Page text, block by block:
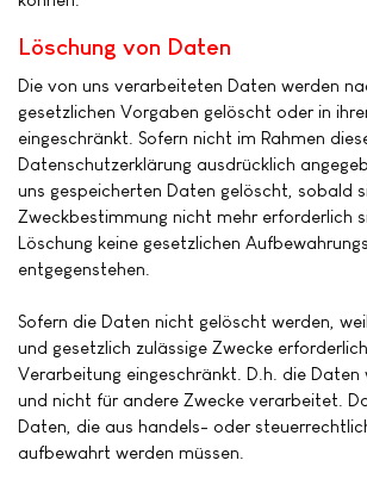
Löschung von Daten
Die von uns verarbeiteten Daten werden
gesetzlichen Vorgaben gelöscht oder in
eingeschränkt. Sofern nicht im Rahmen
Datenschutzerklärung ausdrücklich
uns gespeicherten Daten gelöscht, sobald
Zweckbestimmung nicht mehr erforderlich
Löschung keine gesetzlichen
entgegenstehen.
Sofern die Daten nicht gelöscht werden,
und gesetzlich zulässige Zwecke
Verarbeitung eingeschränkt. D.h. die Daten
und nicht für andere Zwecke verarbeitet.
Daten, die aus handels- oder
aufbewahrt werden müssen.